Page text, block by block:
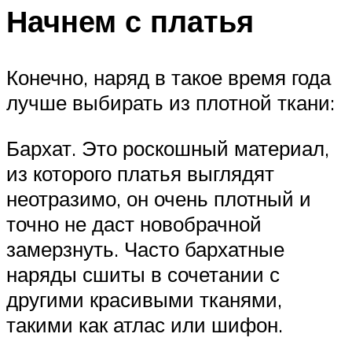
Начнем с платья
Конечно, наряд в такое время года
лучше выбирать из плотной ткани:
Бархат. Это роскошный материал,
из которого платья выглядят
неотразимо, он очень плотный и
точно не даст новобрачной
замерзнуть. Часто бархатные
наряды сшиты в сочетании с
другими красивыми тканями,
такими как атлас или шифон.